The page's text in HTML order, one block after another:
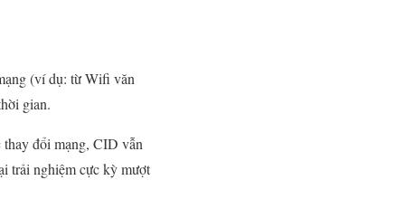
(ví dụ: từ Wifi văn
gian.
đổi mạng, CID vẫn
trải nghiệm cực kỳ mượt